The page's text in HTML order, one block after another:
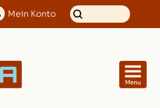
Mein Konto